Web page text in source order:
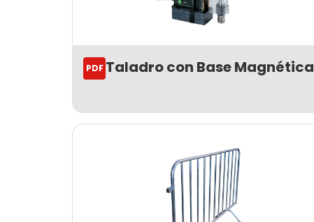
PDF Taladro con Base Magnética